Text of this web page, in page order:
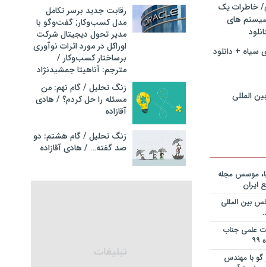
قراردادها
نوبل
قراردادها
نوبل
فایل
قراردادها
نوبل
در
کارخانه
در خصوص
از کجا
فایل
و دکتر
– برنامه
خاطرات یک
های
سیاه + دانلود
المللی
موسس مجله
ایران
بین المللی
علمی جناب
با مهندس
رقابت جدید برسر تکامل
مدل کسب‌و‌کار; گفت‌وگو با
مدیر تحول دیجیتال شرکت
اوراکل در مورد اثرات نوآوری
برساختار کسب‌وکار /
مترجم: آناهیتا جمشیدنژاد
زنگ تحلیل / گام نهم: من
مسئله را حل کردم؟ / هادی
آقازاده
زنگ تحلیل / گام هشتم: دو
صد گفته… / هادی آقازاده